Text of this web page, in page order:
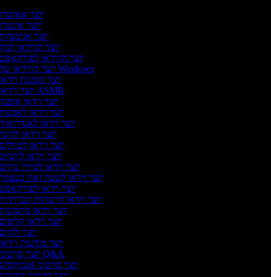
יוצר
יוצר
יוצר
יוצר הווידאו
יוצר הווידאו
יוצר הווידאו של Windows
יוצר הזמנות
יוצר וידאו ASMR
יוצר וידאו
יוצר וידאו
יוצר וידאו
יוצר וידאו
יוצר וידאו
יוצר וידאו
יוצר וידאו לסיורי
יוצר וידאו לעשה זאת
יוצר וידאו
יוצר וידאו לרשתות
יוצר וידאו
יוצר וידאו
יוצר
יוצר מודעות
יוצר סרטוני Q&A
יוצר סרטוני